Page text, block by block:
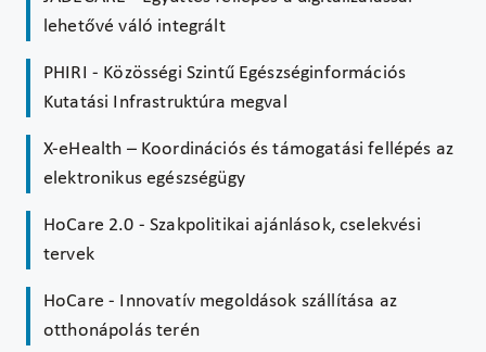
lehetővé váló integrált
PHIRI - Közösségi Szintű Egészséginformációs
Kutatási Infrastruktúra megval
X-eHealth – Koordinációs és támogatási fellépés az
elektronikus egészségügy
HoCare 2.0 - Szakpolitikai ajánlások, cselekvési
tervek
HoCare - Innovatív megoldások szállítása az
otthonápolás terén